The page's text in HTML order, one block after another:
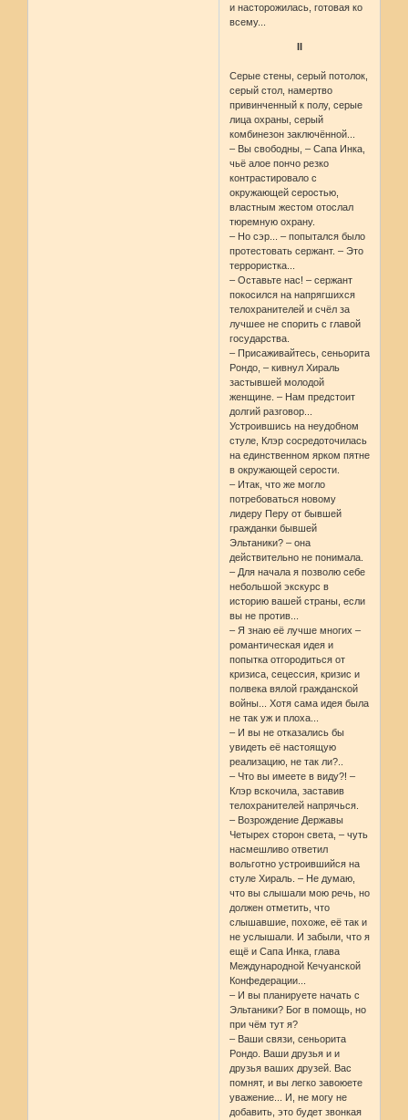
и насторожилась, готовая ко
всему...
Серые стены, серый потолок,
серый стол, намертво
привинченный к полу, серые
лица охраны, серый
комбинезон заключённой...
– Вы свободны, – Сапа Инка,
чьё алое пончо резко
контрастировало с
окружающей серостью,
властным жестом отослал
тюремную охрану.
– Но сэр... – попытался было
протестовать сержант. – Это
террористка...
– Оставьте нас! – сержант
покосился на напрягшихся
телохранителей и счёл за
лучшее не спорить с главой
государства.
– Присаживайтесь, сеньорита
Рондо, – кивнул Хираль
застывшей молодой
женщине. – Нам предстоит
долгий разговор...
Устроившись на неудобном
стуле, Клэр сосредоточилась
на единственном ярком пятне
в окружающей серости.
– Итак, что же могло
потребоваться новому
лидеру Перу от бывшей
гражданки бывшей
Эльтаники? – она
действительно не понимала.
– Для начала я позволю себе
небольшой экскурс в
историю вашей страны, если
вы не против...
– Я знаю её лучше многих –
романтическая идея и
попытка отгородиться от
кризиса, сецессия, кризис и
полвека вялой гражданской
войны... Хотя сама идея была
не так уж и плоха...
– И вы не отказались бы
увидеть её настоящую
реализацию, не так ли?..
– Что вы имеете в виду?! –
Клэр вскочила, заставив
телохранителей напрячься.
– Возрождение Державы
Четырех сторон света, – чуть
насмешливо ответил
вольготно устроившийся на
стуле Хираль. – Не думаю,
что вы слышали мою речь, но
должен отметить, что
слышавшие, похоже, её так и
не услышали. И забыли, что я
ещё и Сапа Инка, глава
Международной Кечуанской
Конфедерации...
– И вы планируете начать с
Эльтаники? Бог в помощь, но
при чём тут я?
– Ваши связи, сеньорита
Рондо. Ваши друзья и и
друзья ваших друзей. Вас
помнят, и вы легко завоюете
уважение... И, не могу не
добавить, это будет звонкая